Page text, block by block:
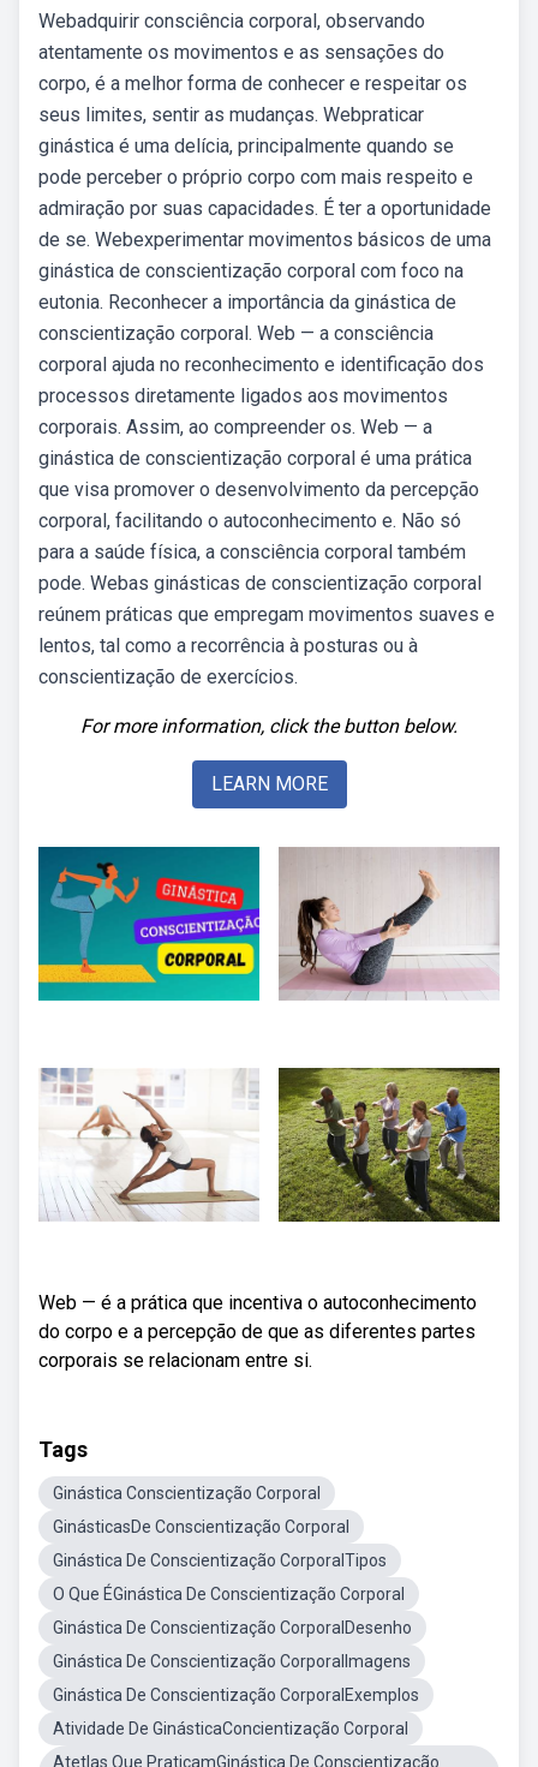
Webadquirir consciência corporal, observando
atentamente os movimentos e as sensações do
corpo, é a melhor forma de conhecer e respeitar os
seus limites, sentir as mudanças. Webpraticar
ginástica é uma delícia, principalmente quando se
pode perceber o próprio corpo com mais respeito e
admiração por suas capacidades. É ter a oportunidade
de se. Webexperimentar movimentos básicos de uma
ginástica de conscientização corporal com foco na
eutonia. Reconhecer a importância da ginástica de
conscientização corporal. Web — a consciência
corporal ajuda no reconhecimento e identificação dos
processos diretamente ligados aos movimentos
corporais. Assim, ao compreender os. Web — a
ginástica de conscientização corporal é uma prática
que visa promover o desenvolvimento da percepção
corporal, facilitando o autoconhecimento e. Não só
para a saúde física, a consciência corporal também
pode. Webas ginásticas de conscientização corporal
reúnem práticas que empregam movimentos suaves e
lentos, tal como a recorrência à posturas ou à
conscientização de exercícios.
For more information, click the button below.
LEARN MORE
Web — é a prática que incentiva o autoconhecimento
do corpo e a percepção de que as diferentes partes
corporais se relacionam entre si.
Tags
Ginástica Conscientização Corporal
GinásticasDe Conscientização Corporal
Ginástica De Conscientização CorporalTipos
O Que ÉGinástica De Conscientização Corporal
Ginástica De Conscientização CorporalDesenho
Ginástica De Conscientização CorporalImagens
Ginástica De Conscientização CorporalExemplos
Atividade De GinásticaConcientização Corporal
Atetlas Que PraticamGinástica De Conscientização